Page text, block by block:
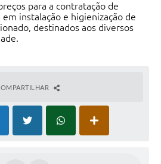
para a contratação de
instalação e higienização de
destinados aos diversos